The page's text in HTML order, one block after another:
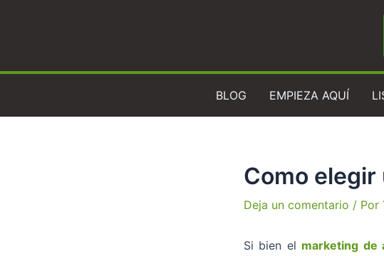
BLOG EMPIEZA AQUÍ
Como
Deja un comentario / Por
Si bien el marketing de